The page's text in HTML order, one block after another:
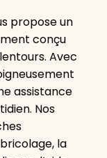
propose un
conçu
Avec
assistance
Nos
la